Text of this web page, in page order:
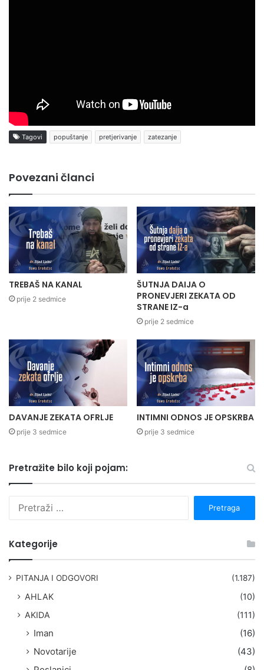
Tagovi popuštanje pretjerivanje zatezanje
Povezani članci
TREBAŠ NA KANAL
prije 2 sedmice
ŠUTNJA DAIJA O
PRONEVJERI ZEKATA OD
STRANE IZ-a
prije 2 sedmice
DAVANJE ZEKATA OFRLJE
prije 3 sedmice
INTIMNI ODNOS JE OPSKRBA
prije 3 sedmice
Pretražite bilo koji pojam:
Kategorije
PITANJA I ODGOVORI (1.187)
AHLAK
(10)
AKIDA
(111)
Iman
(16)
Novotarije
(43)